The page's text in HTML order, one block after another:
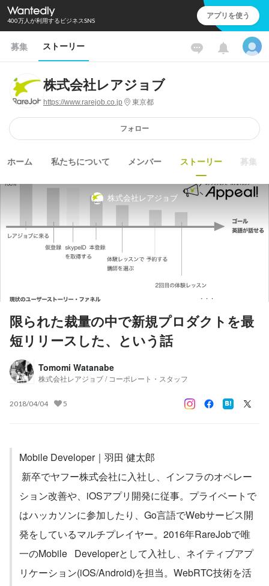
400万人が利用するビジネスSNS アプリを使う
募集 ストーリー
株式会社レアジョブ
https://www.rarejob.co.jp 東京都
フォロー
ホーム 私たちについて メンバー ストーリー 募集
株式会社レアジョブ
限られた裁量の中で新規プロダクトを最
短リリースした、という話
Tomomi Watanabe
株式会社レアジョブ / コーポレート・スタッフ
2018/04/04 5
Mobile Developer｜羽田 健太郎
ション改善や、iOSアプリ開発に従事。プライベートで
はハッカソンに参加したり、Go言語でWebサービス開
発をしているマルチプレイヤー。2016年RareJobで唯
一のMobile   Developerとして入社し、ネイティブアプ
リケーション(iOS/Android)を担当。WebRTC技術を活